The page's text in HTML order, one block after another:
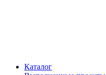
Каталог